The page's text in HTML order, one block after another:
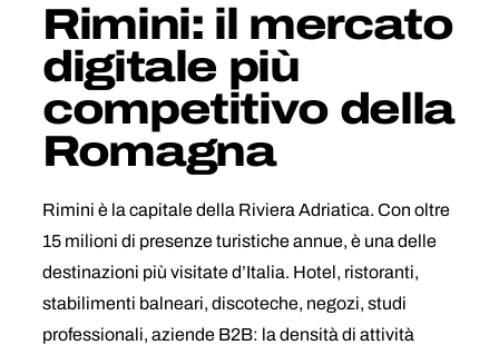
Rimini: il mercato
digitale più
competitivo della
Romagna
Rimini è la capitale della Riviera Adriatica. Con oltre
15 milioni di presenze turistiche annue, è una delle
destinazioni più visitate d’Italia. Hotel, ristoranti,
stabilimenti balneari, discoteche, negozi, studi
professionali, aziende B2B: la densità di attività